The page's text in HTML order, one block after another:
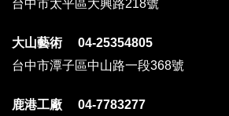
台中市太平區大興路218號
大山藝術 04-25354805
台中市潭子區中山路一段368號
鹿港工廠 04-7783277